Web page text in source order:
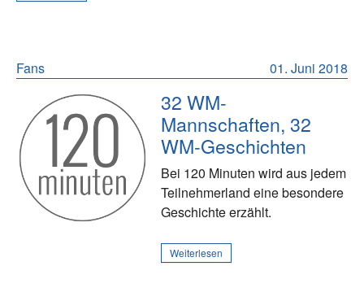
01. Juni 2018
Fans
32 WM-
Mannschaften, 32
WM-Geschichten
Bei 120 Minuten wird aus jedem
Teilnehmerland eine besondere
Geschichte erzählt.
Weiterlesen